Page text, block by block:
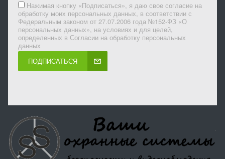
Нажимая кнопку «Подписаться», я даю свое согласие на
обработку моих персональных данных, в соответствии с
Федеральным законом от 27.07.2006 года №152-ФЗ «О
персональных данных», на условиях и для целей,
определенных в Согласии на обработку персональных
данных
ПОДПИСАТЬСЯ